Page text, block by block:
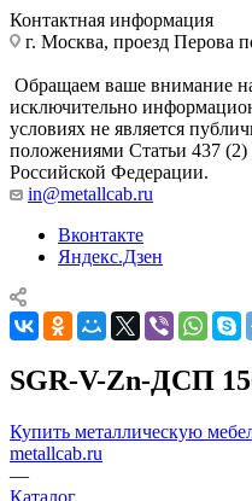
Контактная информация
г. Москва, проезд Перова
Обращаем ваше внимание
исключительно
условиях не является
положениями Статьи 437 (2)
Российской Федерации.
in@metallcab.ru
Вконтакте
Яндекс.Дзен
SGR-V-Zn-ДСП
Купить металлическую
metallcab.ru
—
Каталог